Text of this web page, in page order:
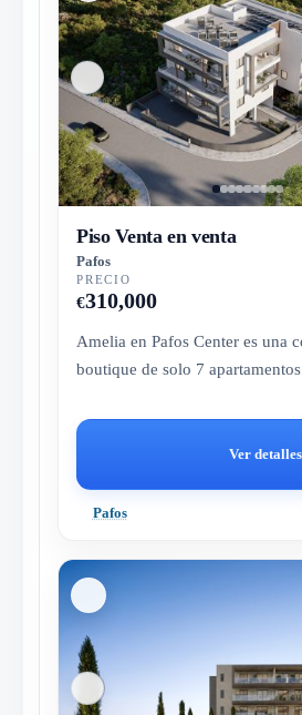
Piso Venta en venta
Pafos
PRECIO
€310,000
Amelia en Pafos Center es una
boutique de solo 7 apartamentos
céntri...
Ver detalles
Pafos